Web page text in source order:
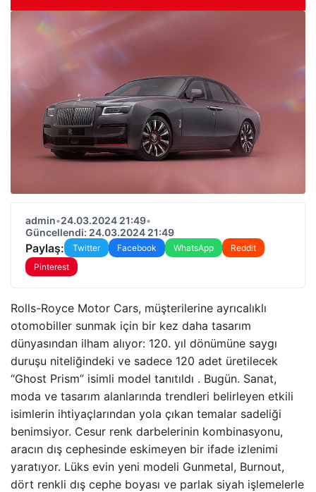
admin•24.03.2024 21:49•
Güncellendi: 24.03.2024 21:49
Paylaş: Twitter Facebook WhatsApp
Reddit
Pinterest
Rolls-Royce Motor Cars, müşterilerine ayrıcalıklı
otomobiller sunmak için bir kez daha tasarım
dünyasından ilham alıyor: 120. yıl dönümüne saygı
duruşu niteliğindeki ve sadece 120 adet üretilecek
“Ghost Prism” isimli model tanıtıldı . Bugün. Sanat,
moda ve tasarım alanlarında trendleri belirleyen etkili
isimlerin ihtiyaçlarından yola çıkan temalar sadeliği
benimsiyor. Cesur renk darbelerinin kombinasyonu,
aracın dış cephesinde eskimeyen bir ifade izlenimi
yaratıyor. Lüks evin yeni modeli Gunmetal, Burnout,
dört renkli dış cephe boyası ve parlak siyah işlemelerle